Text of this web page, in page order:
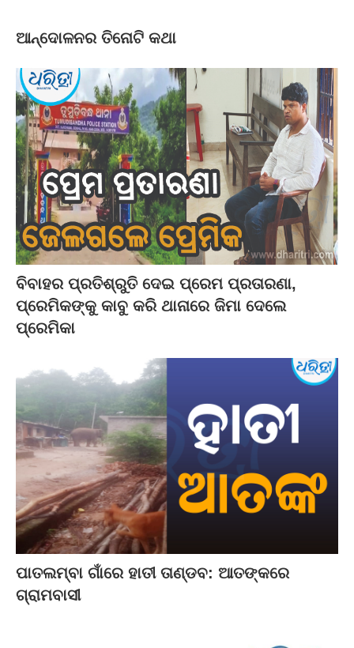
ଆନ୍ଦୋଳନର ତିନୋଟି କଥା
ବିବାହର ପ୍ରତିଶ୍ରୁତି ଦେଇ ପ୍ରେମ ପ୍ରତାରଣା,
ପ୍ରେମିକଙ୍କୁ କାବୁ କରି ଥାନାରେ ଜିମା ଦେଲେ
ପ୍ରେମିକା
ପାତଲମ୍ବା ଗାଁରେ ହାତୀ ତାଣ୍ଡବ: ଆତଙ୍କରେ
ଗ୍ରାମବାସୀ